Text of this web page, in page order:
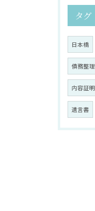
タグ
日本橋
債務整理
内容証明
遺言書